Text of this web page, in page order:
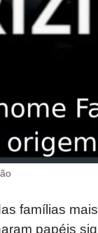
famílias
papéis